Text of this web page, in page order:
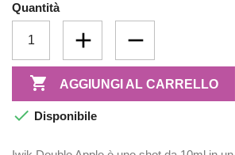
Quantità
 AGGIUNGI AL CARRELLO
 Disponibile